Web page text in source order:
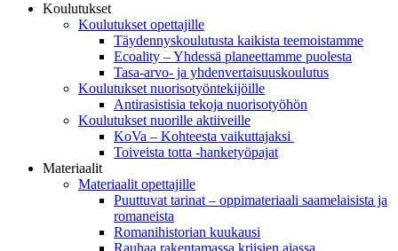
Koulutukset
Koulutukset opettajille
Täydennys­koulutusta kaikista teemois­tamme
Ecoality – Yhdessä planeettamme puolesta
Tasa-arvo- ja yhdenvertaisuuskoulutus
Koulutukset nuorisotyöntekijöille
Antirasistisia tekoja nuorisotyöhön
Koulutukset nuorille aktiiveille
KoVa – Kohteesta vaikuttajaksi
Toiveista totta -hanketyöpajat
Materiaalit
Materiaalit opettajille
Puuttuvat tarinat – oppi­materiaali saamelaisista ja
romaneista
Romanihistorian kuukausi
Rauhaa rakentamassa kriisien ajassa